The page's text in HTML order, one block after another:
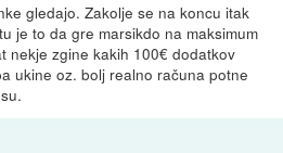
gledajo. Zakolje se na koncu itak
je to da gre marsikdo na maksimum
nekje zgine kakih 100€ dodatkov
ukine oz. bolj realno računa potne